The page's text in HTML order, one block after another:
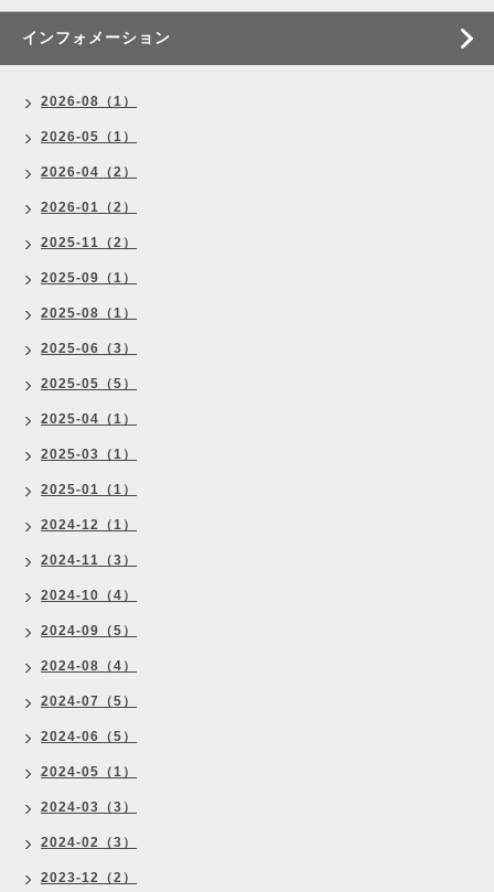
インフォメーション
2026-08（1）
2026-05（1）
2026-04（2）
2026-01（2）
2025-11（2）
2025-09（1）
2025-08（1）
2025-06（3）
2025-05（5）
2025-04（1）
2025-03（1）
2025-01（1）
2024-12（1）
2024-11（3）
2024-10（4）
2024-09（5）
2024-08（4）
2024-07（5）
2024-06（5）
2024-05（1）
2024-03（3）
2024-02（3）
2023-12（2）